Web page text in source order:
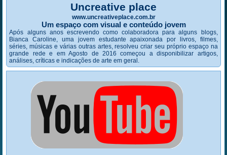
Uncreative place
www.uncreativeplace.com.br
Um espaço com visual e conteúdo jovem
Após alguns anos escrevendo como colaboradora para alguns blogs,
Bianca Caroline, uma jovem estudante apaixonada por livros, filmes,
séries, músicas e várias outras artes, resolveu criar seu próprio espaço na
grande rede e em Agosto de 2016 começou a disponibilizar artigos,
análises, críticas e indicações de arte em geral.